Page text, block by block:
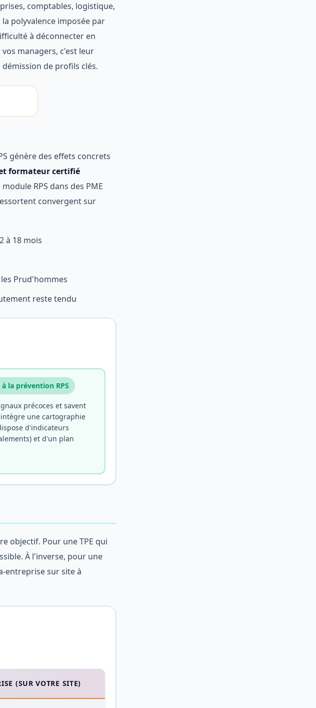
comptables, logistique,
polyvalence imposée par
à déconnecter en
managers, c'est leur
de profils clés.
génère des effets concrets
formateur certifié
RPS dans des PME
convergent sur
à 18 mois
Prud'hommes
reste tendu
la prévention RPS
précoces et savent
intègre une cartographie
d'indicateurs
et d'un plan
objectif. Pour une TPE qui
À l'inverse, pour une
entreprise sur site à
(SUR VOTRE SITE)